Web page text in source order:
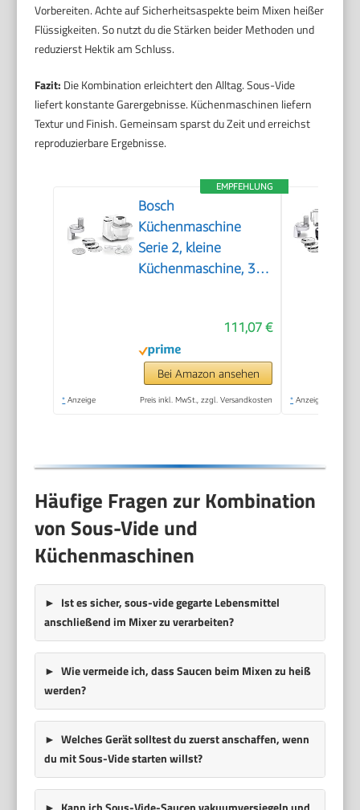
Vorbereiten. Achte auf Sicherheitsaspekte beim Mixen heißer
Flüssigkeiten. So nutzt du die Stärken beider Methoden und
reduzierst Hektik am Schluss.
Fazit: Die Kombination erleichtert den Alltag. Sous-Vide
liefert konstante Garergebnisse. Küchenmaschinen liefern
Textur und Finish. Gemeinsam sparst du Zeit und erreichst
reproduzierbare Ergebnisse.
EMPFEHLUNG
Bosch
Küchenmaschine
Serie 2, kleine
Küchenmaschine, 3,8l
Scheiben, 4 Stufen,
Knethaken/Rührbesen/Schlagbesen,
spülmaschinenfest,
700 W, weiß,
111,07 €
Bei Amazon ansehen
* Anzeige Preis inkl. MwSt., zzgl. Versandkosten * Anzeige
Häufige Fragen zur Kombination
von Sous-Vide und
Küchenmaschinen
Ist es sicher, sous-vide gegarte Lebensmittel
anschließend im Mixer zu verarbeiten?
Wie vermeide ich, dass Saucen beim Mixen zu heiß
werden?
Welches Gerät solltest du zuerst anschaffen, wenn
du mit Sous-Vide starten willst?